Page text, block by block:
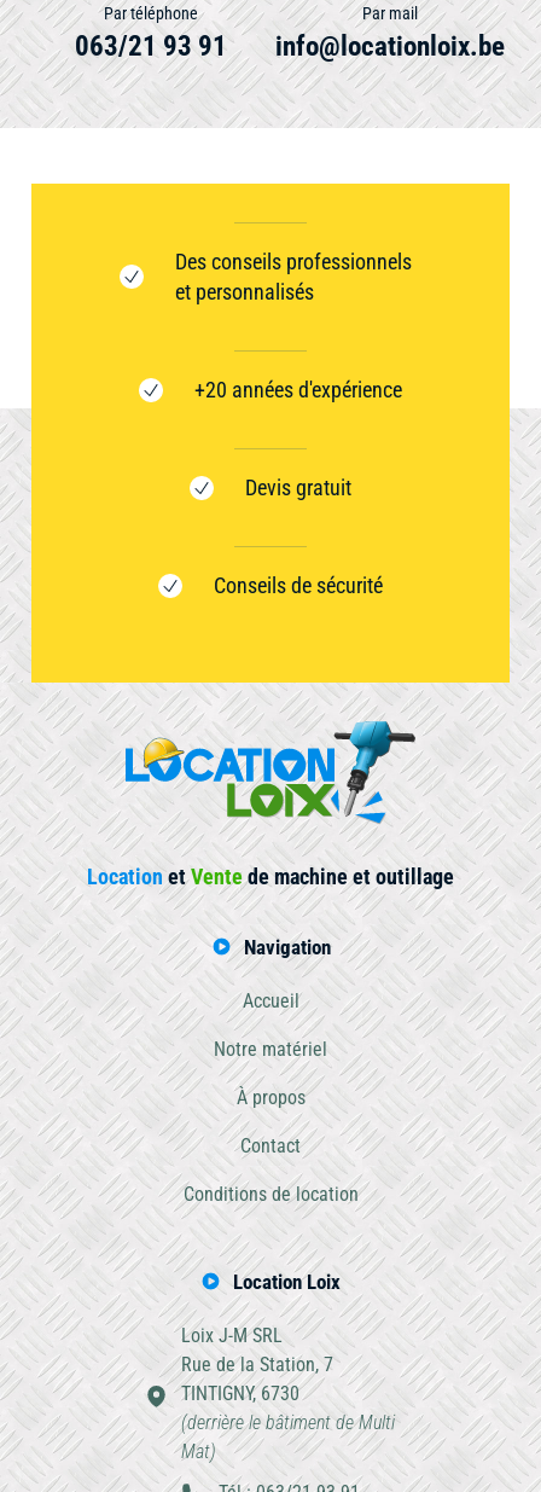
Par téléphone
063/21 93 91
Par mail
info@locationloix.be
Des conseils professionnels
et personnalisés
+20 années d'expérience
Devis gratuit
Conseils de sécurité
LocationetVentede machine et outillage
Navigation
Accueil
Notre matériel
À propos
Contact
Conditions de location
Location Loix
Loix J-M SRL
Rue de la Station, 7
TINTIGNY, 6730
(derrière le bâtiment de Multi
Mat)